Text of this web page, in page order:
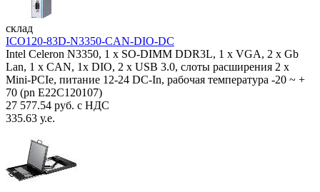
склад
ICO120-83D-N3350-CAN-DIO-DC
Intel Celeron N3350, 1 х SO-DIMM DDR3L, 1 х VGA, 2 x Gb
Lan, 1 х CAN, 1x DIO, 2 х USB 3.0, слоты расширения 2 x
Mini-PCIe, питание 12-24 DC-In, рабочая температура -20 ~ +
70 (pn E22C120107)
27 577.54 руб. с НДС
335.63 у.е.